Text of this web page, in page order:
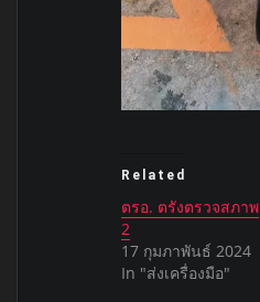
Related
ตรอ. ตรังตรวจสภาพ
2
17 กุมภาพันธ์ 2024
In "ส่งเครื่องมือ"